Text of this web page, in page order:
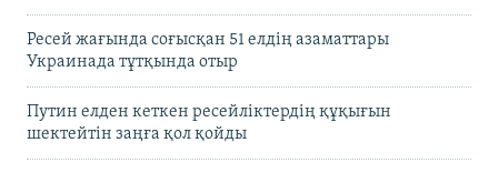
Ресей жағында соғысқан 51 елдің азаматтары
Украинада тұтқында отыр
Путин елден кеткен ресейліктердің құқығын
шектейтін заңға қол қойды